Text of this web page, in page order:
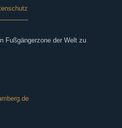
Fußgängerzone der Welt zu